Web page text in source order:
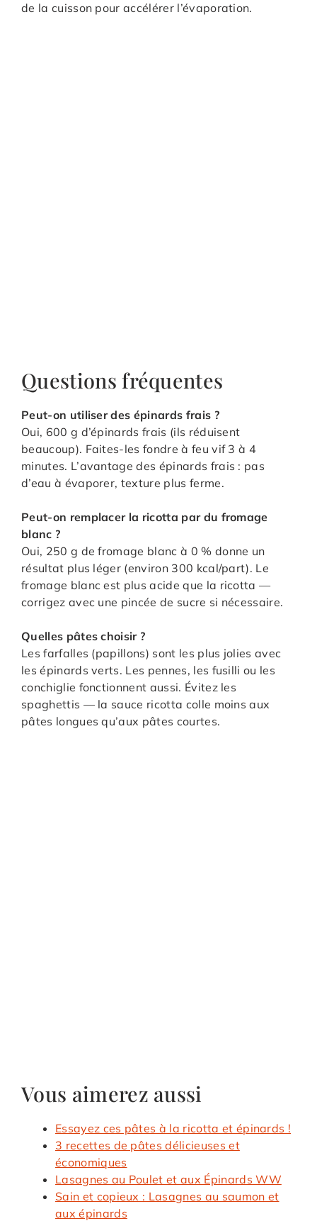
de la cuisson pour accélérer l’évaporation.
Questions fréquentes
Peut-on utiliser des épinards frais ?
Oui, 600 g d’épinards frais (ils réduisent
beaucoup). Faites-les fondre à feu vif 3 à 4
minutes. L’avantage des épinards frais : pas
d’eau à évaporer, texture plus ferme.
Peut-on remplacer la ricotta par du fromage
blanc ?
Oui, 250 g de fromage blanc à 0 % donne un
résultat plus léger (environ 300 kcal/part). Le
fromage blanc est plus acide que la ricotta —
corrigez avec une pincée de sucre si nécessaire.
Quelles pâtes choisir ?
Les farfalles (papillons) sont les plus jolies avec
les épinards verts. Les pennes, les fusilli ou les
conchiglie fonctionnent aussi. Évitez les
spaghettis — la sauce ricotta colle moins aux
pâtes longues qu’aux pâtes courtes.
Vous aimerez aussi
Essayez ces pâtes à la ricotta et épinards !
3 recettes de pâtes délicieuses et
économiques
Lasagnes au Poulet et aux Épinards WW
Sain et copieux : Lasagnes au saumon et
aux épinards